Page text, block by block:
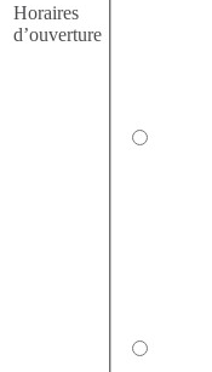
Horaires
d’ouverture